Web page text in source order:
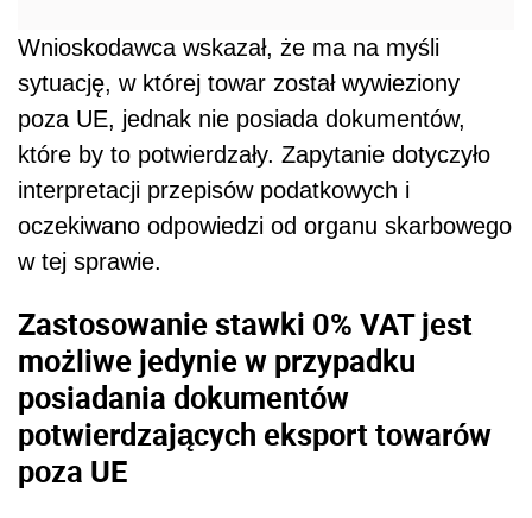
Wnioskodawca wskazał, że ma na myśli
sytuację, w której towar został wywieziony
poza UE, jednak nie posiada dokumentów,
które by to potwierdzały. Zapytanie dotyczyło
interpretacji przepisów podatkowych i
oczekiwano odpowiedzi od organu skarbowego
w tej sprawie.
Zastosowanie stawki 0% VAT jest
możliwe jedynie w przypadku
posiadania dokumentów
potwierdzających eksport towarów
poza UE